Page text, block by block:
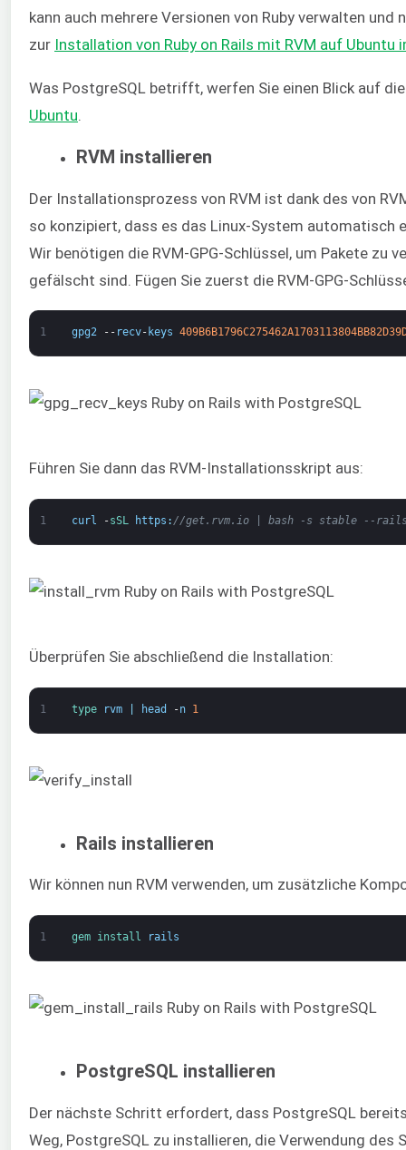
kann auch mehrere Versionen von Ruby verwalten
zur Installation von Ruby on Rails mit RVM auf Ubuntu
Was PostgreSQL betrifft, werfen Sie einen Blick auf
Ubuntu
RVM installieren
Der Installationsprozess von RVM ist dank des von
so konzipiert, dass es das Linux-System automatisch
Wir benötigen die RVM-GPG-Schlüssel, um Pakete zu
gefälscht sind. Fügen Sie zuerst die RVM-GPG-
1 gpg2 -- recv- keys
Führen Sie dann das RVM-Installationsskript aus:
1 curl -sSL https : //get.rvm.io | bash -s stable --
Überprüfen Sie abschließend die Installation:
1 type rvm head -n 1
Rails installieren
Wir können nun RVM verwenden, um zusätzliche
1 gem install rails
PostgreSQL installieren
Der nächste Schritt erfordert, dass PostgreSQL
Weg, PostgreSQL zu installieren, die Verwendung